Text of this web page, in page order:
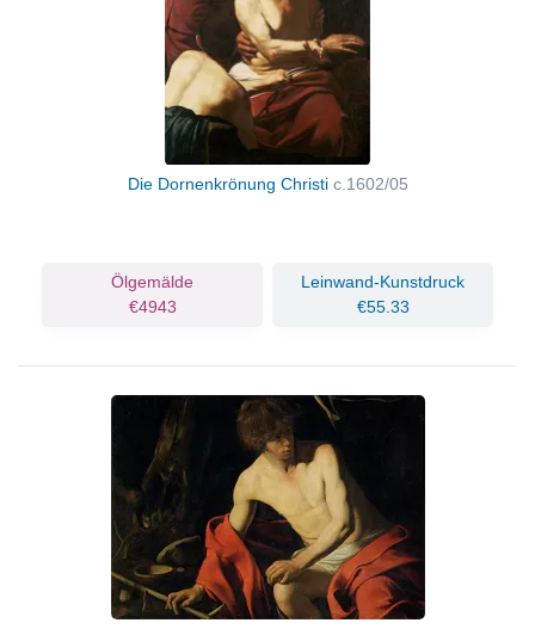
Die Dornenkrönung Christi c.1602/05
Ölgemälde
€4943
Leinwand-Kunstdruck
€55.33